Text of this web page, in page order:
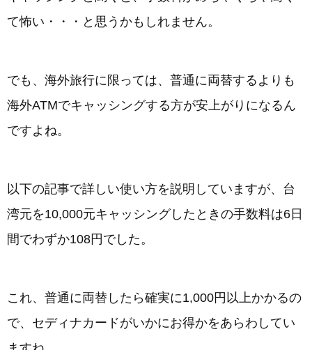
て怖い・・・と思うかもしれません。
でも、海外旅行に限っては、普通に両替するよりも
海外ATMでキャッシングする方が安上がりになるん
ですよね。
以下の記事で詳しい使い方を説明していますが、台
湾元を10,000元キャッシングしたときの手数料は6日
間でわずか108円でした。
これ、普通に両替したら確実に1,000円以上かかるの
で、セディナカードがいかにお得かをあらわしてい